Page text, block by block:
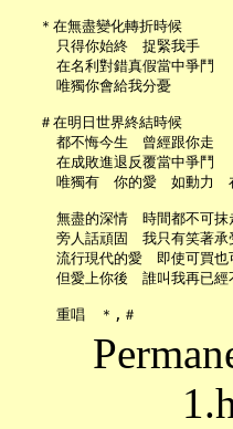
   ＊在無盡變化轉折時候
     只得你始終　捉緊我手
     在名利對錯真假當中爭鬥
     唯獨你會給我分憂
   ＃在明日世界終結時候
     都不悔今生　曾經跟你走
     在成敗進退反覆當中爭鬥
唯獨有　你的愛　如動力　
無盡的深情　時間都不可抹
旁人話頑固　我只有笑著承
流行現代的愛　即使可買也
但愛上你後　誰叫我再已經